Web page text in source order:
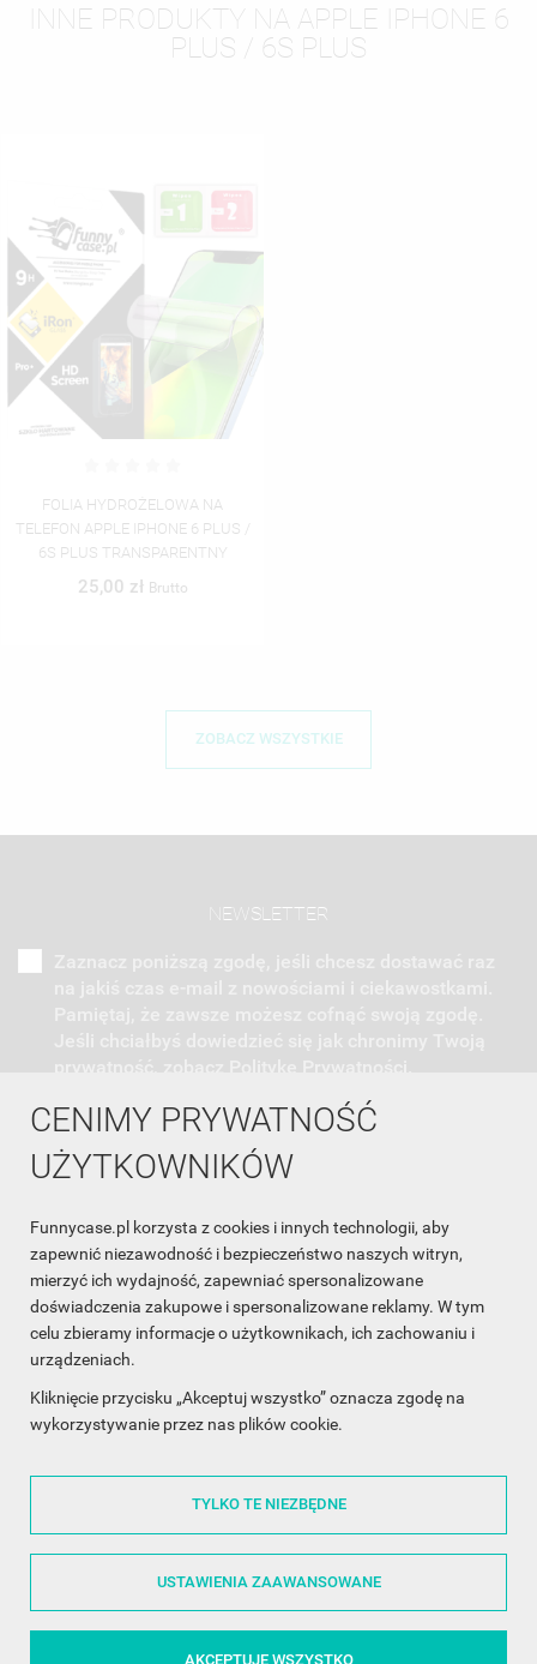
CENIMY PRYWATNOŚĆ
UŻYTKOWNIKÓW
Funnycase.pl korzysta z cookies i innych technologii, aby
zapewnić niezawodność i bezpieczeństwo naszych witryn,
mierzyć ich wydajność, zapewniać spersonalizowane
doświadczenia zakupowe i spersonalizowane reklamy. W tym
celu zbieramy informacje o użytkownikach, ich zachowaniu i
urządzeniach.
Kliknięcie przycisku „Akceptuj wszystko” oznacza zgodę na
wykorzystywanie przez nas plików cookie.
TYLKO TE NIEZBĘDNE
USTAWIENIA ZAAWANSOWANE
AKCEPTUJĘ WSZYSTKO
INNE PRODUKTY NA APPLE IPHONE 6
PLUS / 6S PLUS
FOLIA HYDROŻELOWA NA
TELEFON APPLE IPHONE 6 PLUS /
6S PLUS TRANSPARENTNY
25,00 zł Brutto
ZOBACZ WSZYSTKIE
NEWSLETTER
INFORMACJA O SKLEPIE
INFORMACJE
OBSŁUGA KLIENTA
WSPÓŁPRACA
ŚLEDŹ NAS NA FACEBOOKU
Made with❤in Poland